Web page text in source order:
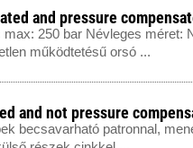
and pressure
250 bar Névleges méret:
működtetésű orsó ...
and not pressure
becsavarható patronnal,